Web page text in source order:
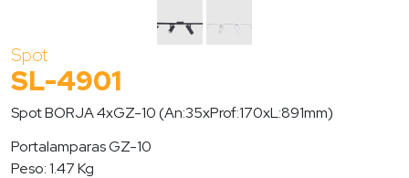
Spot
SL-4901
Spot BORJA 4xGZ-10 (An:35xProf:170xL:891mm)
Portalamparas GZ-10
Peso: 1.47 Kg